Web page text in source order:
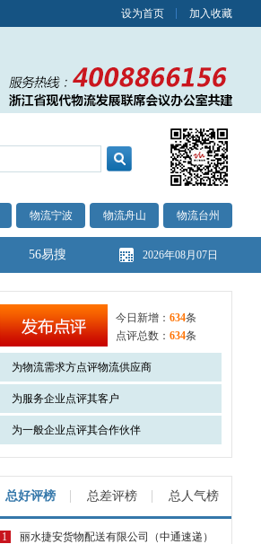
设为首页 加入收藏
物流宁波 物流舟山 物流台州
56易搜 2026年08月07日
今日新增： 634条
点评总数： 634条
为物流需求方点评物流供应商
为服务企业点评其客户
为一般企业点评其合作伙伴
总好评榜 总差评榜 总人气榜
1
丽水捷安货物配送有限公司（中通速递）